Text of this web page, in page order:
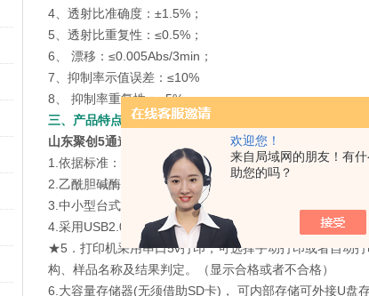
欢迎您！
来自局域网的朋友！有
助您的吗？
4、透射比准确度：±1.5%；
5、透射比重复性：≤0.5%；
6、 漂移：≤0.005Abs/3min；
7、抑制率示值误差：≤10%
8、 抑制率重复性：≤5%
三、产品特点
山东聚创5通道农药残留检测仪JC-5M
1.依据标准：既可依据国标GB/T5009.199-2003，又可依
2.乙酰胆碱酶、丁酰胆碱酶通用设计，可在设置中选择相
3.中小型台式机，金属底座，坚固耐用，体积小，便于携
4.采用USB2.0接口设计，方便数据存贮和移动，并可随时
★5．打印机采用串口5v打印，可选择手动打印或者自动
构、样品名称及结果判定。（显示合格或者不合格）
6.大容量存储器(无须借助SD卡)， 可内部存储可外接U盘